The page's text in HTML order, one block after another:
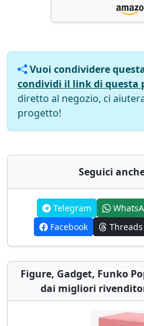
Vuoi condividere
condividi il link di questa
diretto al negozio, ci
progetto!
Seguici
Telegram
Facebook
Threads
Figure, Gadget, Funko
dai migliori